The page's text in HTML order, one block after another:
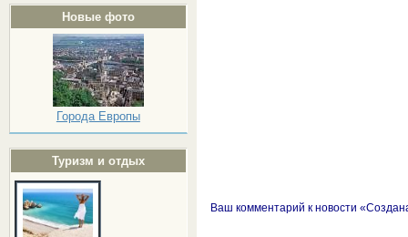
Новые фото
Города Европы
Туризм и отдых
Ваш комментарий к новости